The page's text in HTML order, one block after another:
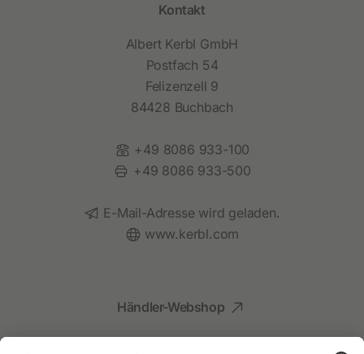
Kontakt
Albert Kerbl GmbH
Postfach 54
Felizenzell 9
84428 Buchbach
Telefon:
+49 8086 933-100
Fax:
+49 8086 933-500
E-Mail:
E-Mail-Adresse wird geladen.
Website:
www.kerbl.com
Händler-Webshop